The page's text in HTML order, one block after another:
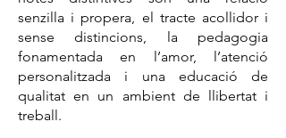
senzilla i propera, el tracte acollidor i
sense distincions, la pedagogia
fonamentada en l’amor, l’atenció
personalitzada i una educació de
qualitat en un ambient de llibertat i
treball.